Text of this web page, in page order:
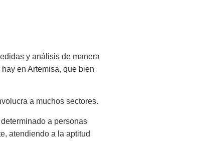
y análisis de manera
en Artemisa, que bien
a muchos sectores.
a personas
atendiendo a la aptitud